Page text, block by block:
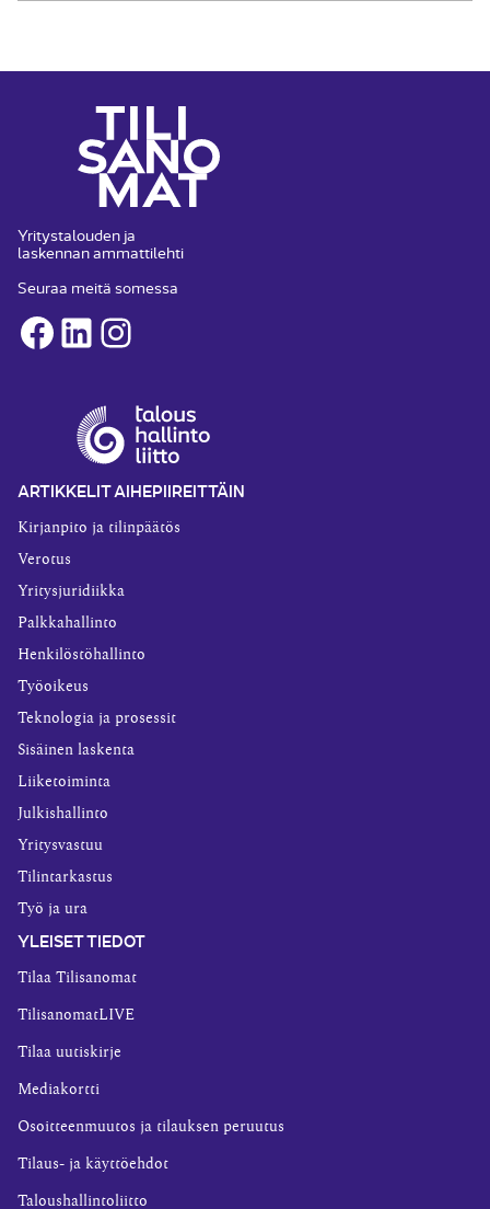
Yritystalouden ja
laskennan ammattilehti
Seuraa meitä somessa
Facebook
LinkedInInstagram
ARTIKKELIT AIHEPIIREITTÄIN
Kirjanpito ja tilinpäätös
Verotus
Yritysjuridiikka
Palkkahallinto
Henkilöstöhallinto
Työoikeus
Teknologia ja prosessit
Sisäinen laskenta
Liiketoiminta
Julkishallinto
Yritysvastuu
Tilintarkastus
Työ ja ura
YLEISET TIEDOT
Tilaa Tilisanomat
TilisanomatLIVE
Tilaa uutiskirje
Mediakortti
Osoitteenmuutos ja tilauksen peruutus
Tilaus- ja käyttöehdot
Taloushallintoliitto